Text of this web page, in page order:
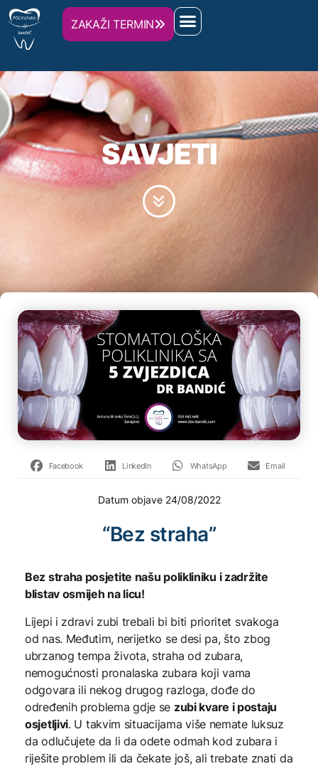
ZAKAŽI TERMIN
SAVJETI
Facebook LinkedIn WhatsApp Email
Datum objave 24/08/2022
“Bez straha”
Bez straha posjetite našu polikliniku i zadržite
blistav osmijeh na licu!
Lijepi i zdravi zubi trebali bi biti prioritet svakoga
od nas. Međutim, nerijetko se desi pa, što zbog
ubrzanog tempa života, straha od zubara,
nemogućnosti pronalaska zubara koji vama
odgovara ili nekog drugog razloga, dođe do
određenih problema gdje se zubi kvare i postaju
osjetljivi. U takvim situacijama više nemate luksuz
da odlučujete da li da odete odmah kod zubara i
riješite problem ili da čekate još, ali trebate znati da